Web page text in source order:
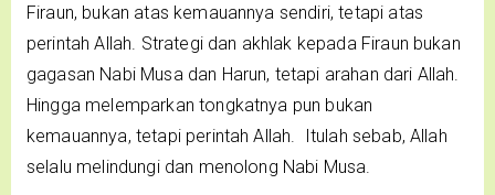
Firaun, bukan atas kemauannya sendiri, tetapi atas
perintah Allah. Strategi dan akhlak kepada Firaun bukan
gagasan Nabi Musa dan Harun, tetapi arahan dari Allah.
Hingga melemparkan tongkatnya pun bukan
kemauannya, tetapi perintah Allah. Itulah sebab, Allah
selalu melindungi dan menolong Nabi Musa.